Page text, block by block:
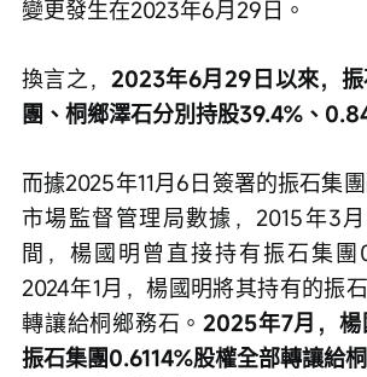
變更發生在2023年6月29日。
換言之， 2023年6月29日以來，
團、桐鄉澤石分別持股39.4%、
而據2025年11月6日簽署的振石集
市場監督管理局數據，2015年3
間，楊國明曾直接持有振石集團
2024年1月，楊國明將其持有的振
轉讓給桐鄉務石。 2025年7月，楊
振石集團0.6114%股權全部轉讓給桐